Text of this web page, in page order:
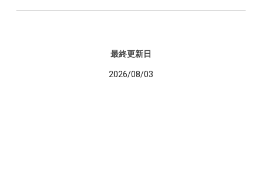
最終更新日
2026/08/03